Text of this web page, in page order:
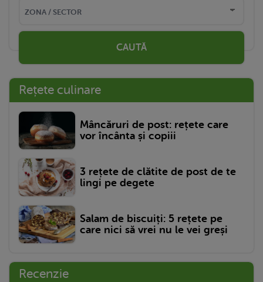
CAUTĂ
Rețete culinare
Mâncăruri de post: rețete care
vor încânta și copiii
3 rețete de clătite de post de te
lingi pe degete
Salam de biscuiți: 5 rețete pe
care nici să vrei nu le vei greși
Recenzie